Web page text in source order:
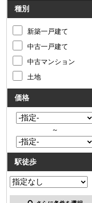
スタッフ紹介
お客様の声
お知らせ
来店予約
お気に入り物件
会員登録
ログイン
種別
新築一戸建て
中古一戸建て
中古マンション
土地
価格
～
駅徒歩